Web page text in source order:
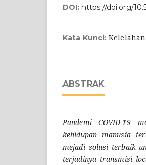
DOI: https://doi.org/
Kata Kunci:
ABSTRAK
Pandemi COVID-19
kehidupan manusia
mejadi solusi terbaik
terjadinya transmisi